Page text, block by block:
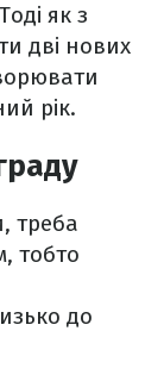
як з
дві нових
рік.
треба
тобто
до